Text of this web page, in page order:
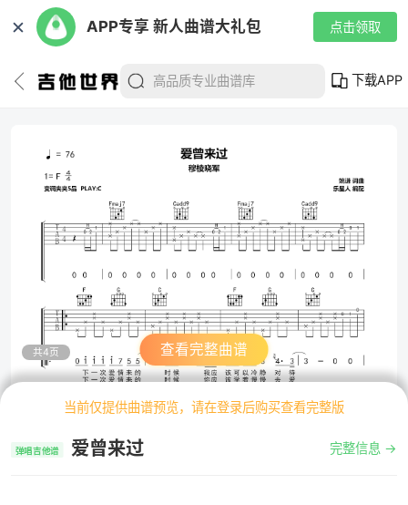
✕ APP专享 新人曲谱大礼包 点击领取
下载APP
共4页 查看完整曲谱
当前仅提供曲谱预览，请在登录后购买查看完整版
完整信息 →
弹唱吉他谱 爱曾来过